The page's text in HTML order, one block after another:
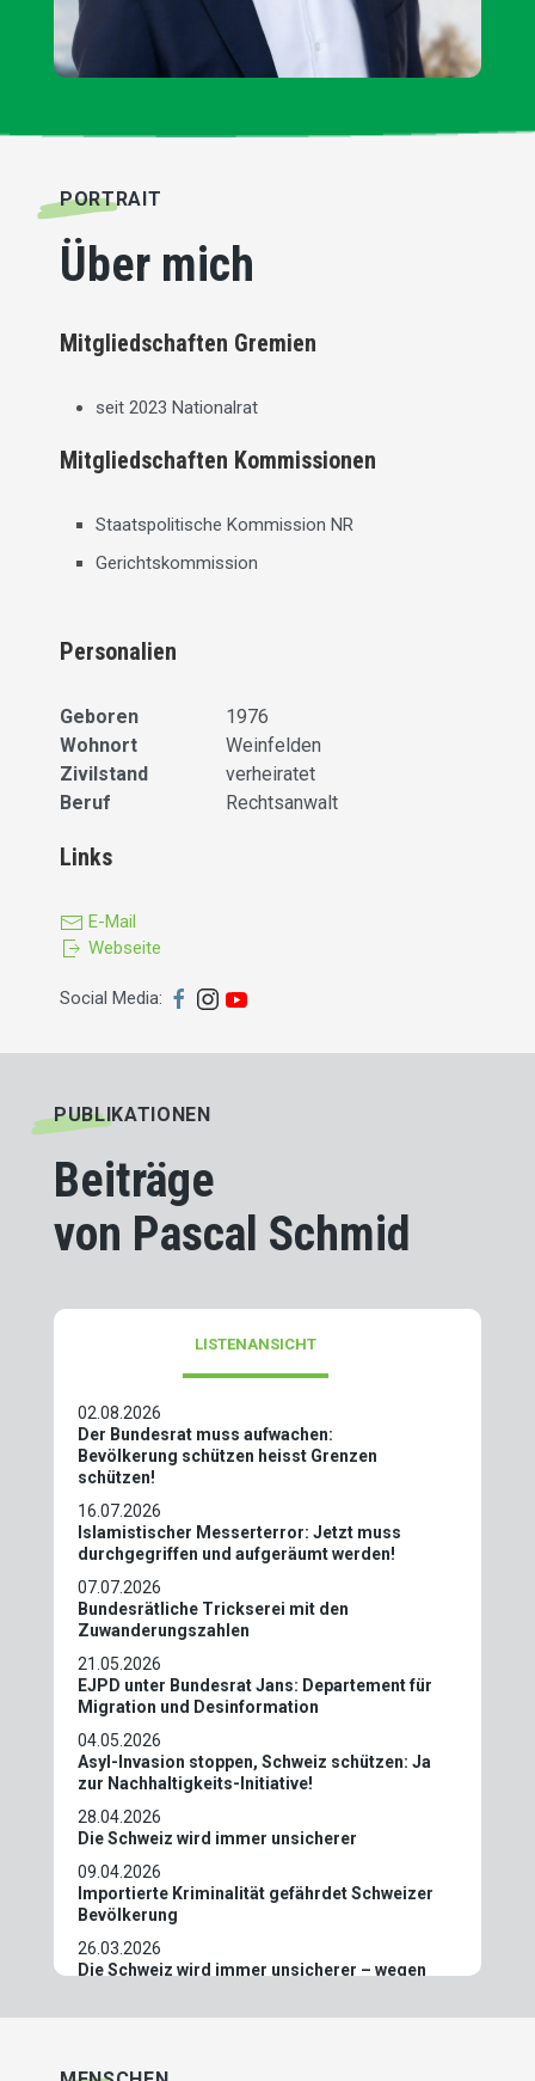
PORTRAIT
Über mich
Mitgliedschaften Gremien
seit 2023 Nationalrat
Mitgliedschaften Kommissionen
Staatspolitische Kommission NR
Gerichtskommission
Personalien
Geboren
1976
Wohnort
Weinfelden
Zivilstand
verheiratet
Beruf
Rechtsanwalt
Links
E-Mail
Webseite
Social Media:
PUBLIKATIONEN
Beiträge
von Pascal Schmid
LISTENANSICHT
02.08.2026
Der Bundesrat muss aufwachen:
Bevölkerung schützen heisst Grenzen
schützen!
16.07.2026
Islamistischer Messerterror: Jetzt muss
durchgegriffen und aufgeräumt werden!
07.07.2026
Bundesrätliche Trickserei mit den
Zuwanderungszahlen
21.05.2026
EJPD unter Bundesrat Jans: Departement für
Migration und Desinformation
04.05.2026
Asyl-Invasion stoppen, Schweiz schützen: Ja
zur Nachhaltigkeits-Initiative!
28.04.2026
Die Schweiz wird immer unsicherer
09.04.2026
Importierte Kriminalität gefährdet Schweizer
Bevölkerung
26.03.2026
Die Schweiz wird immer unsicherer – wegen
Zuwanderung!